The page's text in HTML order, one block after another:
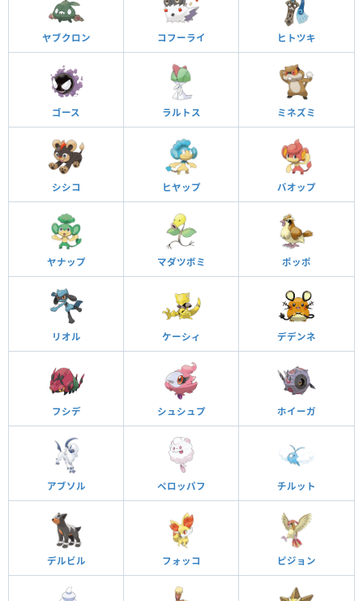
ヤブクロン コフーライ ヒトツキ
ゴース ラルトス ミネズミ
シシコ ヒヤップ バオップ
ヤナップ マダツボミ ポッポ
リオル ケーシィ デデンネ
フシデ シュシュプ ホイーガ
アブソル ペロッパフ チルット
デルビル フォッコ ピジョン